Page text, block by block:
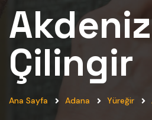
Çilingir
Ana Sayfa Adana Yüreğir